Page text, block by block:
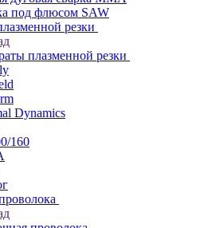
под флюсом SAW
резки
плазменной резки
Dynamics
160